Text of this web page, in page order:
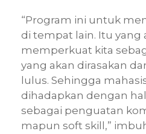
“Program ini untuk
di tempat lain. Itu yang
memperkuat kita
yang akan dirasakan
lulus. Sehingga
dihadapkan dengan
sebagai penguatan
mapun soft skill,”